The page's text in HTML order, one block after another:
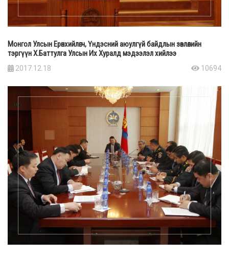
Монгол Улсын Ерөнхийлөгч, Үндэсний аюулгүй байдлын зөвлөлийн
тэргүүн Х.Баттулга Улсын Их Хуралд мэдээлэл хийлээ
2017.12.18 10694